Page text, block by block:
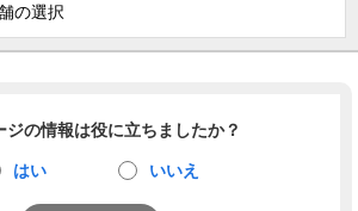
の選択
ジの情報は役に立ちましたか？
はい いいえ